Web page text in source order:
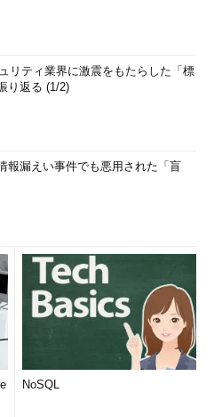
リティ業界に激震をもたらした「標
り返る (1/2)
報漏えい事件でも悪用された「盲
NoSQL